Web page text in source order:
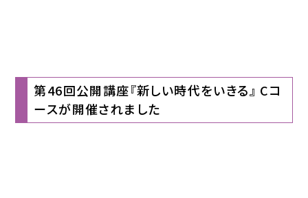
第46回公開講座『新しい時代をいきる』 Cコ
ースが開催されました